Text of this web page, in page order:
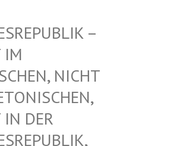
– N
E
NICHT I
N
DER B
D